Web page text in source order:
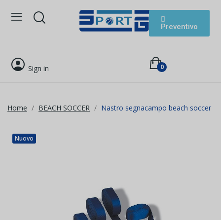
Preventivo
Sign in 0
Home BEACH SOCCER Nastro segnacampo beach soccer
Nuovo